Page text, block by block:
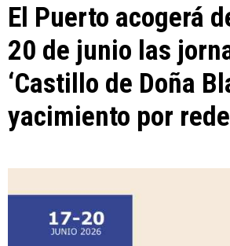
El Puerto acogerá
20 de junio las
‘Castillo de Doña
yacimiento por